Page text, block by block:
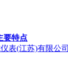
要特点
表(江苏)有限公司